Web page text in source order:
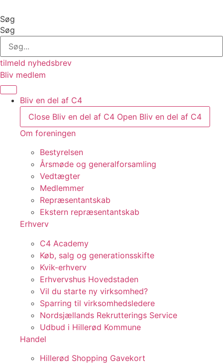
til
indhold
Søg
Søg
tilmeld nyhedsbrev
Bliv medlem
Bliv en del af C4
Close Bliv en del af C4 Open Bliv en del af C4
Om foreningen
Bestyrelsen
Årsmøde og generalforsamling
Vedtægter
Medlemmer
Repræsentantskab
Ekstern repræsentantskab
Erhverv
C4 Academy
Køb, salg og generationsskifte
Kvik-erhverv
Erhvervshus Hovedstaden
Vil du starte ny virksomhed?
Sparring til virksomhedsledere
Nordsjællands Rekrutterings Service
Udbud i Hillerød Kommune
Handel
Hillerød Shopping Gavekort